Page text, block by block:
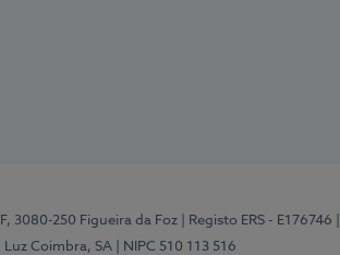
3080-250 Figueira da Foz | Registo ERS - E176746
Luz Coimbra, SA
| NIPC 510 113 516